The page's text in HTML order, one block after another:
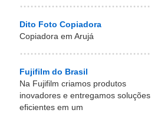
Dito Foto Copiadora
Copiadora em Arujá
Fujifilm do Brasil
Na Fujifilm criamos produtos
inovadores e entregamos soluções
eficientes em um